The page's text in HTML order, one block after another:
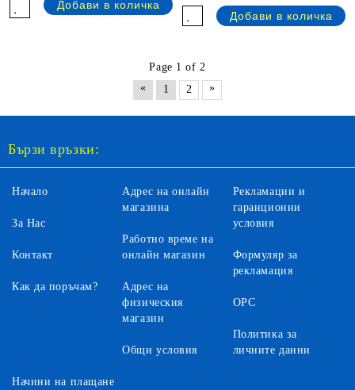
Page 1 of 2
«
1 2 »
Бързи връзки:
Начало
За Нас
Контакт
Как да поръчам?
Адрес на онлайн
магазина
Работно време на
онлайн магазин
Адрес на
физическия
магазин
Общи условия
Рекламации и
гаранционни
условия
Формуляр за
рекламация
ОРС
Политика за
личните данни
Начини на плащане